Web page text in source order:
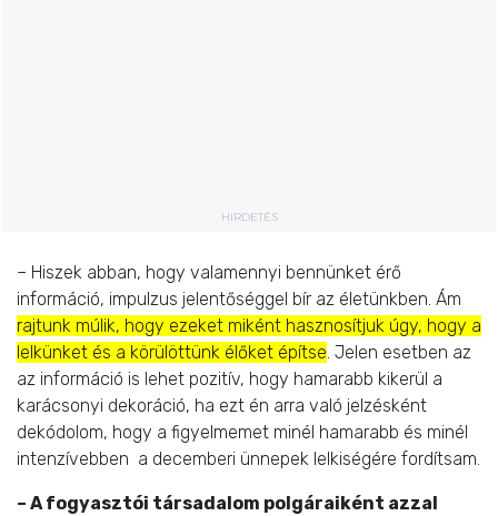
HIRDETÉS
– Hiszek abban, hogy valamennyi bennünket érő
információ, impulzus jelentőséggel bír az életünkben. Ám
rajtunk múlik, hogy ezeket miként hasznosítjuk úgy, hogy a
lelkünket és a körülöttünk élőket építse. Jelen esetben az
az információ is lehet pozitív, hogy hamarabb kikerül a
karácsonyi dekoráció, ha ezt én arra való jelzésként
dekódolom, hogy a figyelmemet minél hamarabb és minél
intenzívebben a decemberi ünnepek lelkiségére fordítsam.
– A fogyasztói társadalom polgáraiként azzal